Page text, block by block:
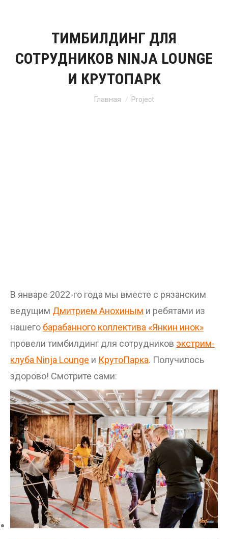
ТИМБИЛДИНГ ДЛЯ
СОТРУДНИКОВ NINJA LOUNGE
И КРУТОПАРК
Вы здесь:
Главная Project
В январе 2022-го года мы вместе с рязанским
ведущим Дмитрием Анохиным и ребятами из
нашего барабанного коллектива «Янкин инок»
провели тимбилдинг для сотрудников экстрим-
клуба Ninja Lounge и КрутоПарка. Получилось
здорово! Смотрите сами: